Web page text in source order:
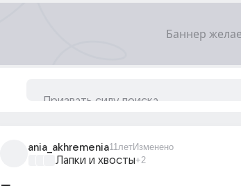
ania_akhremenia11летИзменено
Лапки и хвосты+2